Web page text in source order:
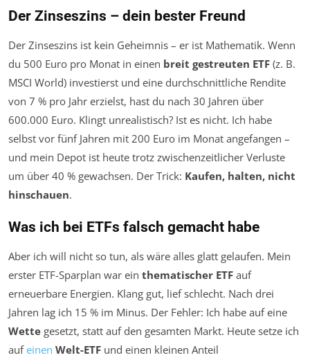
Der Zinseszins – dein bester Freund
Der Zinseszins ist kein Geheimnis – er ist Mathematik. Wenn
du 500 Euro pro Monat in einen breit gestreuten ETF (z. B.
MSCI World) investierst und eine durchschnittliche Rendite
von 7 % pro Jahr erzielst, hast du nach 30 Jahren über
600.000 Euro. Klingt unrealistisch? Ist es nicht. Ich habe
selbst vor fünf Jahren mit 200 Euro im Monat angefangen –
und mein Depot ist heute trotz zwischenzeitlicher Verluste
um über 40 % gewachsen. Der Trick: Kaufen, halten, nicht
hinschauen.
Was ich bei ETFs falsch gemacht habe
Aber ich will nicht so tun, als wäre alles glatt gelaufen. Mein
erster ETF-Sparplan war ein thematischer ETF auf
erneuerbare Energien. Klang gut, lief schlecht. Nach drei
Jahren lag ich 15 % im Minus. Der Fehler: Ich habe auf eine
Wette gesetzt, statt auf den gesamten Markt. Heute setze ich
auf einen Welt-ETF und einen kleinen Anteil